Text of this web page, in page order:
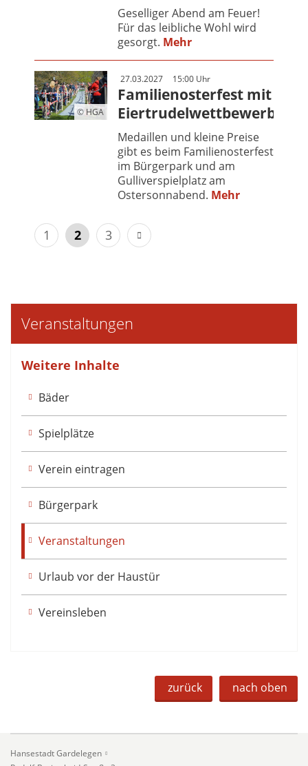
Geselliger Abend am Feuer!
Für das leibliche Wohl wird
gesorgt. Mehr
© HGA
27.03.2027 15:00 Uhr
Familienosterfest mit
Eiertrudelwettbewerb
Medaillen und kleine Preise
gibt es beim Familienosterfest
im Bürgerpark und am
Gulliverspielplatz am
Ostersonnabend. Mehr
1 2 3
Veranstaltungen
Weitere Inhalte
Bäder
Spielplätze
Verein eintragen
Bürgerpark
Veranstaltungen
Urlaub vor der Haustür
Vereinsleben
zurück nach oben
Hansestadt Gardelegen